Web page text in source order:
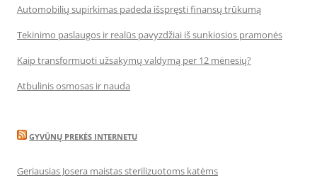
Automobilių supirkimas padeda išspręsti finansų trūkumą
Tekinimo paslaugos ir realūs pavyzdžiai iš sunkiosios pramonės
Kaip transformuoti užsakymų valdymą per 12 mėnesių?
Atbulinis osmosas ir nauda
GYVŪNŲ PREKĖS INTERNETU
Geriausias Josera maistas sterilizuotoms katėms